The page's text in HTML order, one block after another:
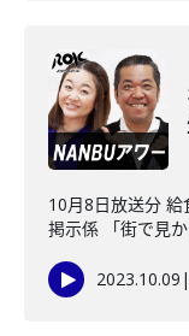
10月8日放送分 給
掲示係 「街で見
2023.10.09 |